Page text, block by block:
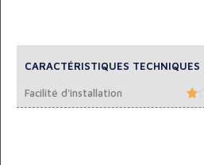
CARACTÉRISTIQUES TECHNIQUES
Facilité d'installation 